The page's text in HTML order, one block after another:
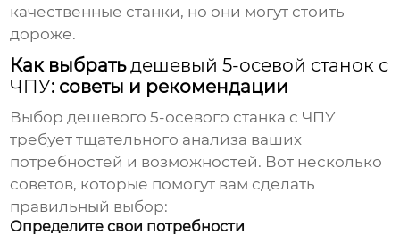
качественные станки, но они могут стоить
дороже.
Как выбратьдешевый 5-осевой станок с
ЧПУ: советы и рекомендации
Выбордешевого 5-осевого станка с ЧПУ
требует тщательного анализа ваших
потребностей и возможностей. Вот несколько
советов, которые помогут вам сделать
правильный выбор:
Определите свои потребности